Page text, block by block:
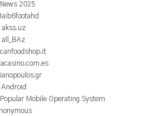
2025
akss.uz
all_BAz
Android
Mobile Operating System